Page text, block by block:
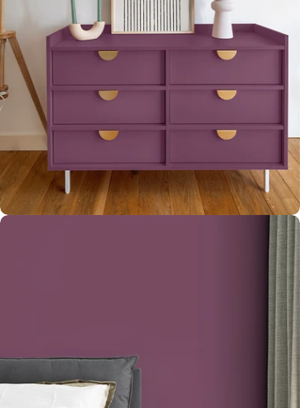
Sie das Medium 2 im Modalformat